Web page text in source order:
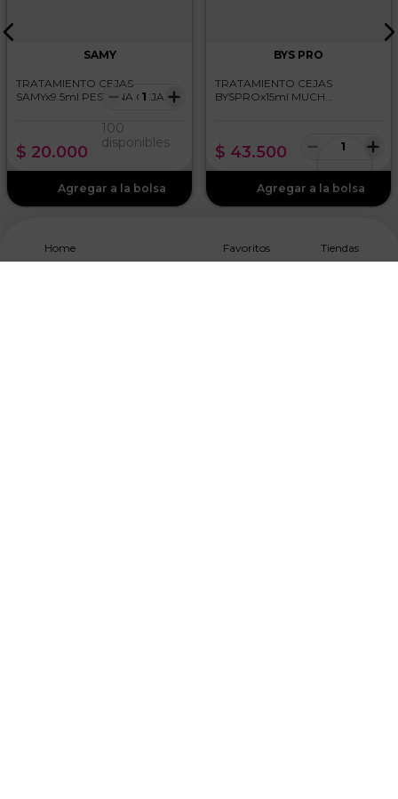
SAMY
TRATAMIENTO CEJAS
SAMYx9.5ml PESTANA CEJAS
$ 20.000
＋
－
100
disponibles
BYS PRO
TRATAMIENTO CEJAS
BYSPROx15ml MUCH
$ 43.500 ＋
－
Home Favoritos Tiendas